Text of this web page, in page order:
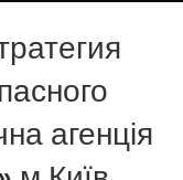
агенція